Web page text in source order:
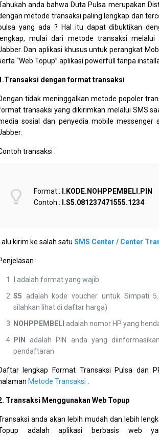
anda bahwa Duta Pulsa merupakan
metode transaksi paling lengkap dan
yang ada ? Hal itu dapat dibuktikan
lengkap, mulai dari metode transaksi melalui
Dan aplikasi khusus untuk perangkat
“Web Topup” aplikasi powerfull tanpa
dengan format transaksi
tidak meninggalkan metode popoler
transaksi yang dikirimkan melalui SMS
sosial dan penyedia mobile messenger
transaksi :
Format : I.KODE.NOHPPEMBELI.PIN
Contoh : I.S5.081237471555.1234
kirim ke salah satu SMS Center / Center
:
adalah format yang wajib
S5 adalah kode voucher untuk Simpati
silahkan lihat di daftar harga)
NOHPPEMBELI adalah nomor HP yang
PIN
adalah PIN anda yang
pendaftaran
lengkap Format Transaksi Pulsa dan
Metode Transaksi .
Transaksi Menggunakan Web Topup
anda akan lebih mudah dan lebih
adalah aplikasi berbasis web